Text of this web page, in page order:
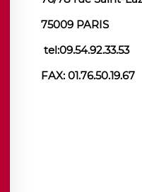
75009 PARIS
tel:09.54.92.33.53
FAX: 01.76.50.19.67